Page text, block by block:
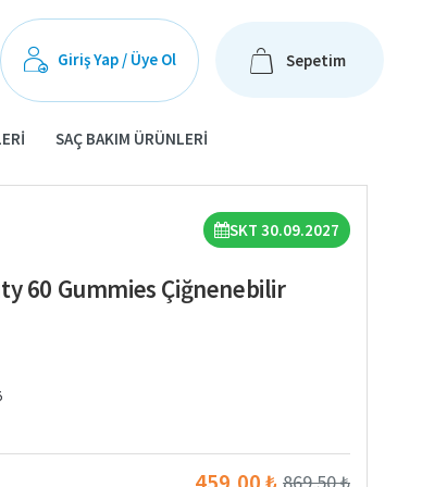
Giriş Yap / Üye Ol Sepetim
SAÇ BAKIM ÜRÜNLERI
SKT 30.09.2027
60 Gummies Çiğnenebilir
459,00 ₺ 869,50 ₺